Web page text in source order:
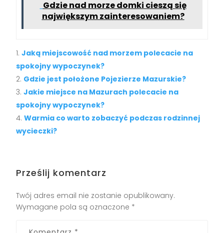
Gdzie nad morze domki cieszą się
największym zainteresowaniem?
Jaką miejscowość nad morzem polecacie na
spokojny wypoczynek?
Gdzie jest położone Pojezierze Mazurskie?
Jakie miejsce na Mazurach polecacie na
spokojny wypoczynek?
Warmia co warto zobaczyć podczas rodzinnej
wycieczki?
Prześlij komentarz
Twój adres email nie zostanie opublikowany.
Wymagane pola są oznaczone *